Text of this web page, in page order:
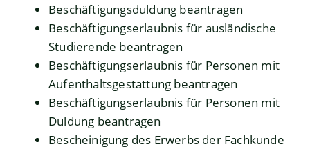
Beschäftigungsduldung beantragen
Beschäftigungserlaubnis für ausländische
Studierende beantragen
Beschäftigungserlaubnis für Personen mit
Aufenthaltsgestattung beantragen
Beschäftigungserlaubnis für Personen mit
Duldung beantragen
Bescheinigung des Erwerbs der Fachkunde